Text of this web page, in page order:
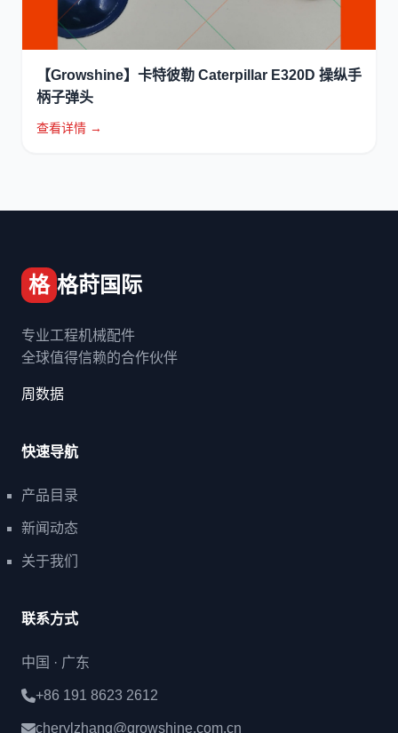
【Growshine】卡特彼勒 Caterpillar E320D 操纵手
柄子弹头
查看详情 →
格 格莳国际
专业工程机械配件
全球值得信赖的合作伙伴
周数据
快速导航
产品目录
新闻动态
关于我们
联系方式
中国 · 广东
+86 191 8623 2612
cherylzhang@growshine.com.cn